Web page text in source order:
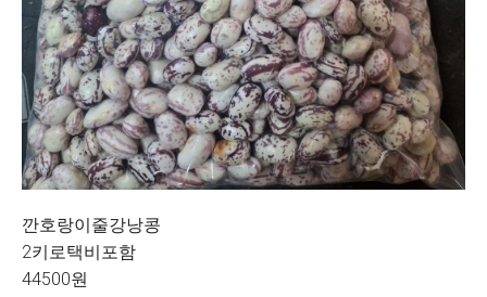
깐호랑이줄강낭콩
2키로택비포함
44500원